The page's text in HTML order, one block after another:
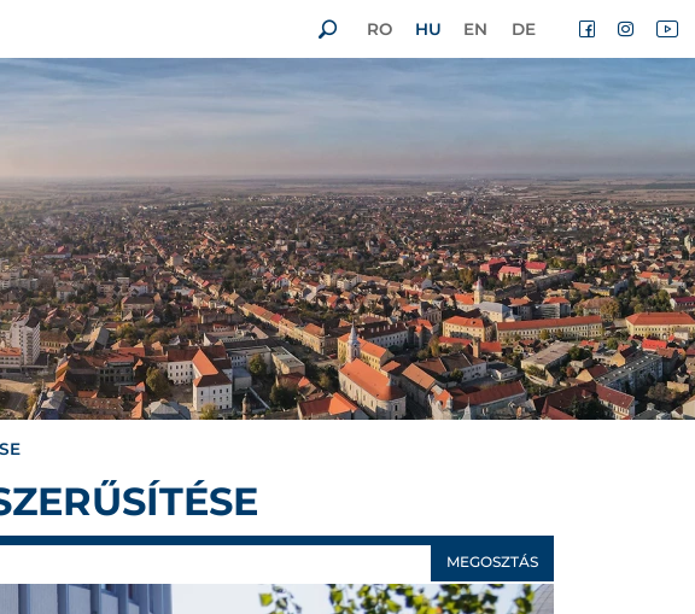
RO HU EN DE
MEGOSZTÁS